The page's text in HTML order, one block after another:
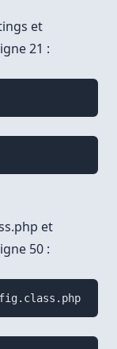
et
21 :
et
50 :